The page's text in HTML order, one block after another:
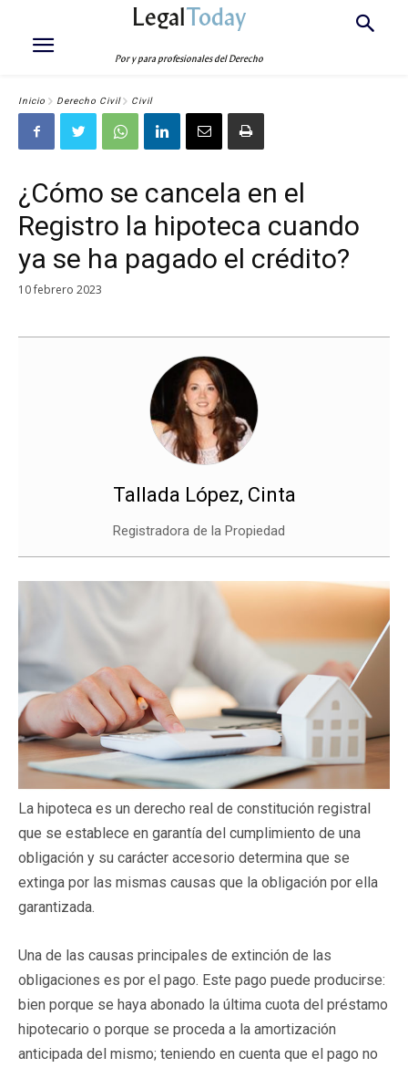
LegalToday
Por y para profesionales del Derecho
Inicio Derecho Civil Civil
¿Cómo se cancela en el
Registro la hipoteca cuando
ya se ha pagado el crédito?
10 febrero 2023
Tallada López, Cinta
Registradora de la Propiedad
La hipoteca es un derecho real de constitución registral
que se establece en garantía del cumplimiento de una
obligación y su carácter accesorio determina que se
extinga por las mismas causas que la obligación por ella
garantizada.
Una de las causas principales de extinción de las
obligaciones es por el pago. Este pago puede producirse:
bien porque se haya abonado la última cuota del préstamo
hipotecario o porque se proceda a la amortización
anticipada del mismo; teniendo en cuenta que el pago no